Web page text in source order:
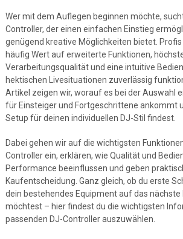
Wer mit dem Auflegen beginnen möchte,
Controller, der einen einfachen Einstieg
genügend kreative Möglichkeiten bietet.
häufig Wert auf erweiterte Funktionen,
Verarbeitungsqualität und eine intuitive
hektischen Livesituationen zuverlässig
Artikel zeigen wir, worauf es bei der Auswahl
für Einsteiger und Fortgeschrittene ankommt
Setup für deinen individuellen DJ-Stil findest.
Dabei gehen wir auf die wichtigsten
Controller ein, erklären, wie Qualität und
Performance beeinflussen und geben
Kaufentscheidung. Ganz gleich, ob du erste
dein bestehendes Equipment auf das nächste
möchtest – hier findest du die wichtigsten
passenden DJ-Controller auszuwählen.